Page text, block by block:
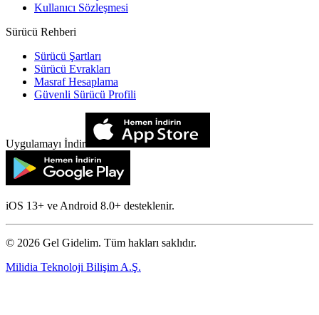
Kullanıcı Sözleşmesi
Sürücü Rehberi
Sürücü Şartları
Sürücü Evrakları
Masraf Hesaplama
Güvenli Sürücü Profili
Uygulamayı İndir
iOS 13+ ve Android 8.0+ desteklenir.
© 2026 Gel Gidelim. Tüm hakları saklıdır.
Milidia Teknoloji Bilişim A.Ş.